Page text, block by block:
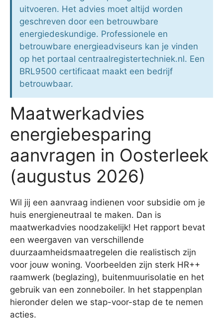
uitvoeren. Het advies moet altijd worden
geschreven door een betrouwbare
energiedeskundige. Professionele en
betrouwbare energieadviseurs kan je vinden
op het portaal centraalregistertechniek.nl. Een
BRL9500 certificaat maakt een bedrijf
betrouwbaar.
Maatwerkadvies
energiebesparing
aanvragen in Oosterleek
(augustus 2026)
Wil jij een aanvraag indienen voor subsidie om je
huis energieneutraal te maken. Dan is
maatwerkadvies noodzakelijk! Het rapport bevat
een weergaven van verschillende
duurzaamheidsmaatregelen die realistisch zijn
voor jouw woning. Voorbeelden zijn sterk HR++
raamwerk (beglazing), buitenmuurisolatie en het
gebruik van een zonneboiler. In het stappenplan
hieronder delen we stap-voor-stap de te nemen
acties.